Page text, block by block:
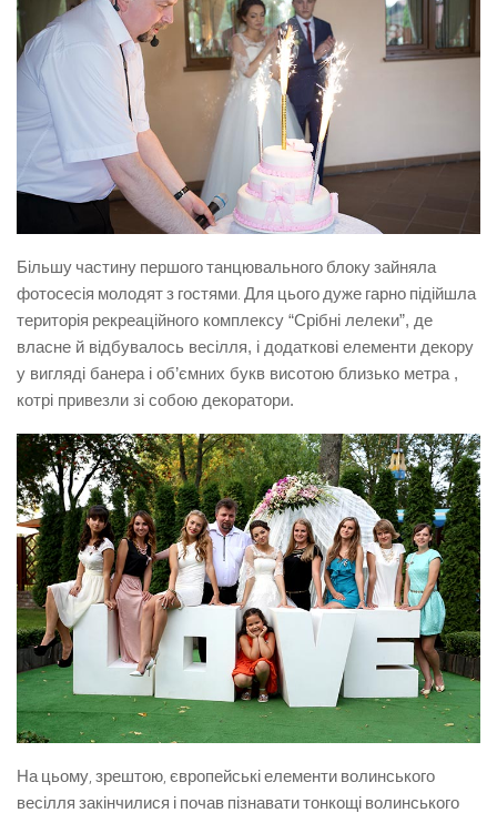
Більшу частину першого танцювального блоку зайняла
фотосесія молодят з гостями. Для цього дуже гарно підійшла
територія рекреаційного комплексу “Срібні лелеки”, де
власне й відбувалось весілля, і додаткові елементи декору
у вигляді банера і об’ємних букв висотою близько метра ,
котрі привезли зі собою декоратори.
На цьому, зрештою, європейські елементи волинського
весілля закінчилися і почав пізнавати тонкощі волинського